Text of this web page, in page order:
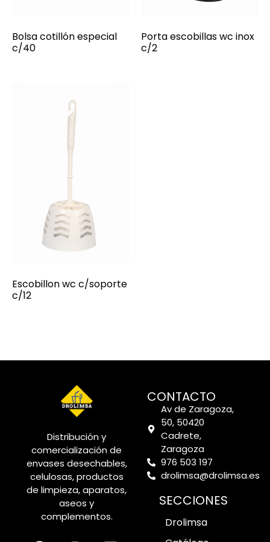
Bolsa cotillón especial
c/40
Porta escobillas wc inox
c/2
Escobillon wc c/soporte
c/12
Distribución y
comercialización de
envases desechables,
celulosas, productos
de limpieza, aparatos,
aseos y
complementos.
CONTACTO
Av de Zaragoza,
50, 50420
Cadrete,
Zaragoza
976 503 197
drolimsa@drolimsa.es
SECCIONES
Drolimsa